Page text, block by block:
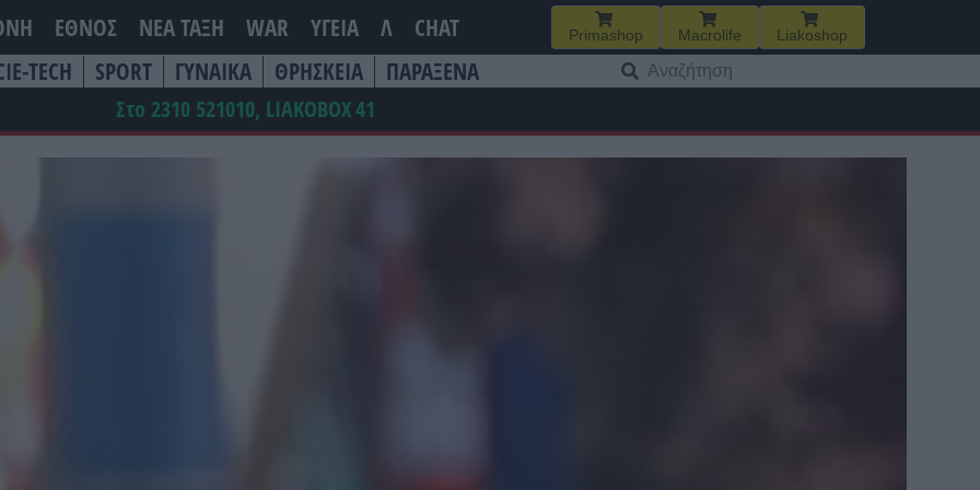
ΕΘΝΟΣ ΝΕΑ ΤΆΞΗ WAR ΥΓΕΙΑ Λ CHAT Primashop Macrolife Liakoshop
TECH SPORT ΓΥΝΑΙΚΑ ΘΡΗΣΚΕΙΑ ΠΑΡΑΞΕΝΑ
για:
Στο 2310 521010, LIAKOBOX41